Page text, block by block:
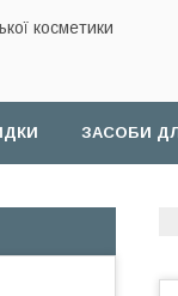
косметики
ЗАСОБИ